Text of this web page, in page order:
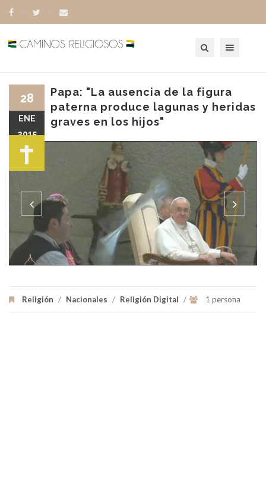
Papa: "La ausencia de la figura
paterna produce lagunas y heridas
graves en los hijos"
Religión / Nacionales / Religión Digital / 1 persona
28
ENE
2015